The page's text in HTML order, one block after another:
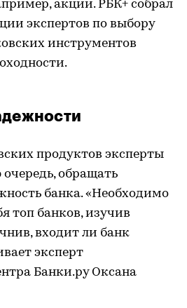
акции. РБК+ собрал
экспертов по выбору
инструментов
продуктов эксперты
обращать
банка. «Необходимо
топ банков, изучив
входит ли банк
эксперт
Банки.ру Оксана